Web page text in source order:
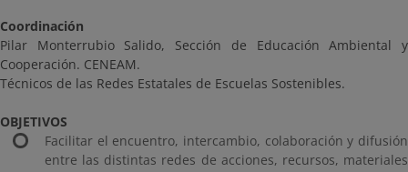
Coordinación
Pilar Monterrubio Salido, Sección de Educación Ambiental y
Cooperación. CENEAM.
Técnicos de las Redes Estatales de Escuelas Sostenibles.
OBJETIVOS
Facilitar el encuentro, intercambio, colaboración y difusión
entre las distintas redes de acciones, recursos, materiales